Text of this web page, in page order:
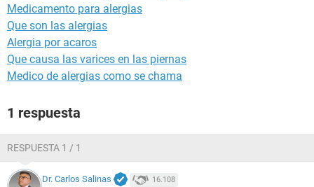
Medicamento para alergias
Que son las alergias
Alergia por acaros
Que causa las varices en las piernas
Medico de alergias como se chama
1 respuesta
RESPUESTA 1 / 1
Dr. Carlos Salinas 16.108